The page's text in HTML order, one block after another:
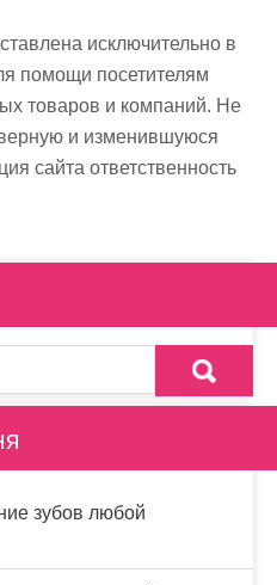
исключительно в
помощи посетителям
товаров и компаний. Не
и изменившуюся
сайта ответственность
зубов любой